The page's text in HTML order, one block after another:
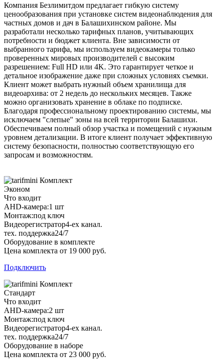
Компания Безлимитдом предлагает гибкую систему
ценообразования при установке систем видеонаблюдения для
частных домов и дач в Балашихинском районе. Мы
разработали несколько тарифных планов, учитывающих
потребности и бюджет клиента. Вне зависимости от
выбранного тарифа, мы используем видеокамеры только
проверенных мировых производителей с высоким
разрешением: Full HD или 4K. Это гарантирует четкое и
детальное изображение даже при сложных условиях съемки.
Клиент может выбрать нужный объем хранилища для
видеоархива: от 2 недель до нескольких месяцев. Также
можно организовать хранение в облаке по подписке.
Благодаря профессиональному проектированию системы, мы
исключаем "слепые" зоны на всей территории Балашихи.
Обеспечиваем полный обзор участка и помещений с нужным
уровнем детализации. В итоге клиент получает эффективную
систему безопасности, полностью соответствующую его
запросам и возможностям.
Комплект
Эконом
Что входит
AHD-камера:1 шт
Монтаж:под ключ
Видеорегистратор4-ех канал.
тех. поддержка24/7
Оборудование в комплекте
Цена комплекта от 19 000 руб.
Подключить
Комплект
Стандарт
Что входит
AHD-камера:2 шт
Монтаж:под ключ
Видеорегистратор4-ех канал.
тех. поддержка24/7
Оборудование в наборе
Цена комплекта от 23 000 руб.